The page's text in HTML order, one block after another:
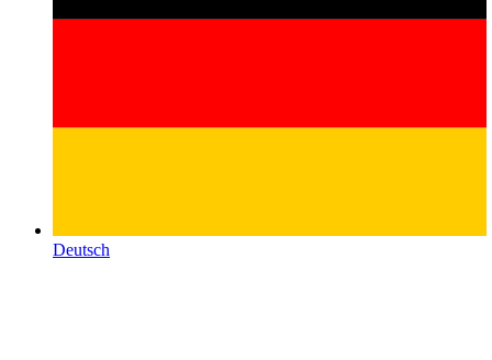
Deutsch